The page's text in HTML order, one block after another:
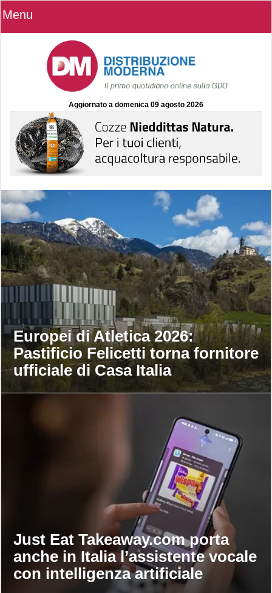
Menu
Aggiornato a domenica 09 agosto 2026
Europei di Atletica 2026:
Pastificio Felicetti torna fornitore
ufficiale di Casa Italia
Just Eat Takeaway.com porta
anche in Italia l’assistente vocale
con intelligenza artificiale